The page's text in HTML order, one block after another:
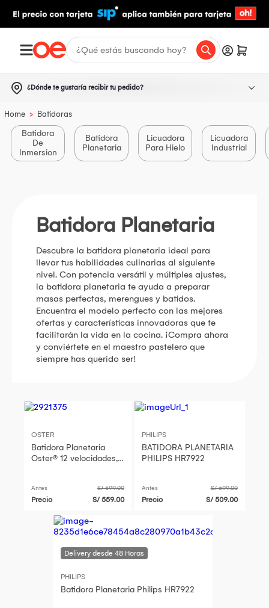
¿Dónde te gustaría recibir tu pedido?
Home > Batidoras
Batidora
De
Inmersion
Batidora
Planetaria
Licuadora
Para Hielo
Licuadora
Industrial
Batidora Planetaria
Descubre la batidora planetaria ideal para
llevar tus habilidades culinarias al siguiente
nivel. Con potencia versátil y múltiples ajustes,
la batidora planetaria te ayuda a preparar
masas perfectas, merengues y batidos.
Encuentra el modelo perfecto con las mejores
ofertas y características innovadoras que te
facilitarán la vida en la cocina. ¡Compra ahora
y conviértete en el maestro pastelero que
siempre has querido ser!
OSTER
Batidora Planetaria
Oster® 12 velocidades,
Accesorios, 850 W,
Negro, FPSTSMPL2B
Antes S/ 599.00
Precio S/ 559.00
PHILIPS
BATIDORA PLANETARIA
PHILIPS HR7922
Antes S/ 699.00
Precio S/ 509.00
PHILIPS
Batidora Planetaria Philips HR7922